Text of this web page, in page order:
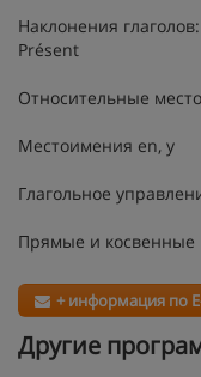
Наклонения
Présent
Относительные
Местоимения en, y
Глагольное
Прямые и косвенные
+ информация по
Другие